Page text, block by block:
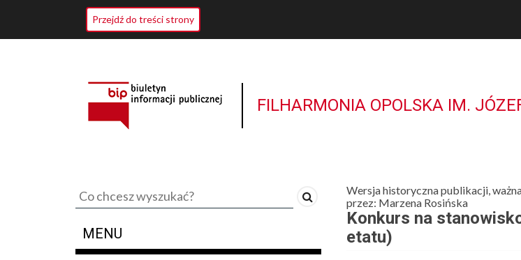
Przejdź do treści strony
FILHARMONIA OPOLSKA IM.
Tekst
do
MENU
Wersja historyczna publikacji,
przez: Marzena Rosińska
Konkurs na
etatu)